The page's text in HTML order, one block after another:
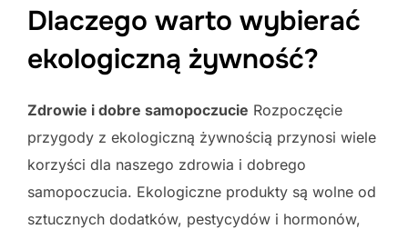
Dlaczego warto wybierać
ekologiczną żywność?
Zdrowie i dobre samopoczucie Rozpoczęcie
przygody z ekologiczną żywnością przynosi wiele
korzyści dla naszego zdrowia i dobrego
samopoczucia. Ekologiczne produkty są wolne od
sztucznych dodatków, pestycydów i hormonów,